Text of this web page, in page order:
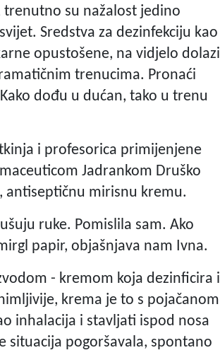
su nažalost jedino
Sredstva za dezinfekciju kao
opustošene, na vidjelo dolazi
trenucima. Pronaći
dođu u dućan, tako u trenu
i profesorica primijenjene
Jadrankom Druško
antiseptičnu mirisnu kremu.
ruke. Pomislila sam. Ako
papir, objašnjava nam Ivna.
- kremom koja dezinficira i
krema je to s pojačanom
inhalacija i stavljati ispod nosa
situacija pogoršavala, spontano